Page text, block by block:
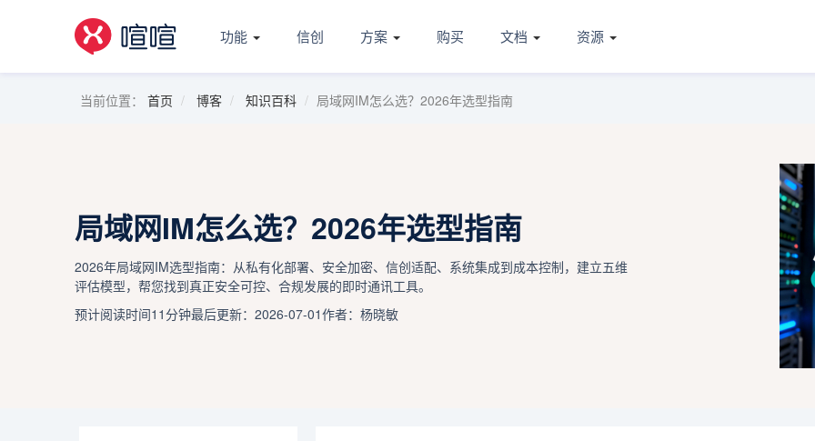
功能 信创 方案 购买 文档 资源
当前位置： 首页 博客 知识百科 局域网IM怎么选？2026年选型指南
局域网IM怎么选？2026年选型指南
2026年局域网IM选型指南：从私有化部署、安全加密、信创适配、系统集成到成本控制，建立五维
评估模型，帮您找到真正安全可控、合规发展的即时通讯工具。
预计阅读时间11分钟最后更新：2026-07-01作者：杨晓敏